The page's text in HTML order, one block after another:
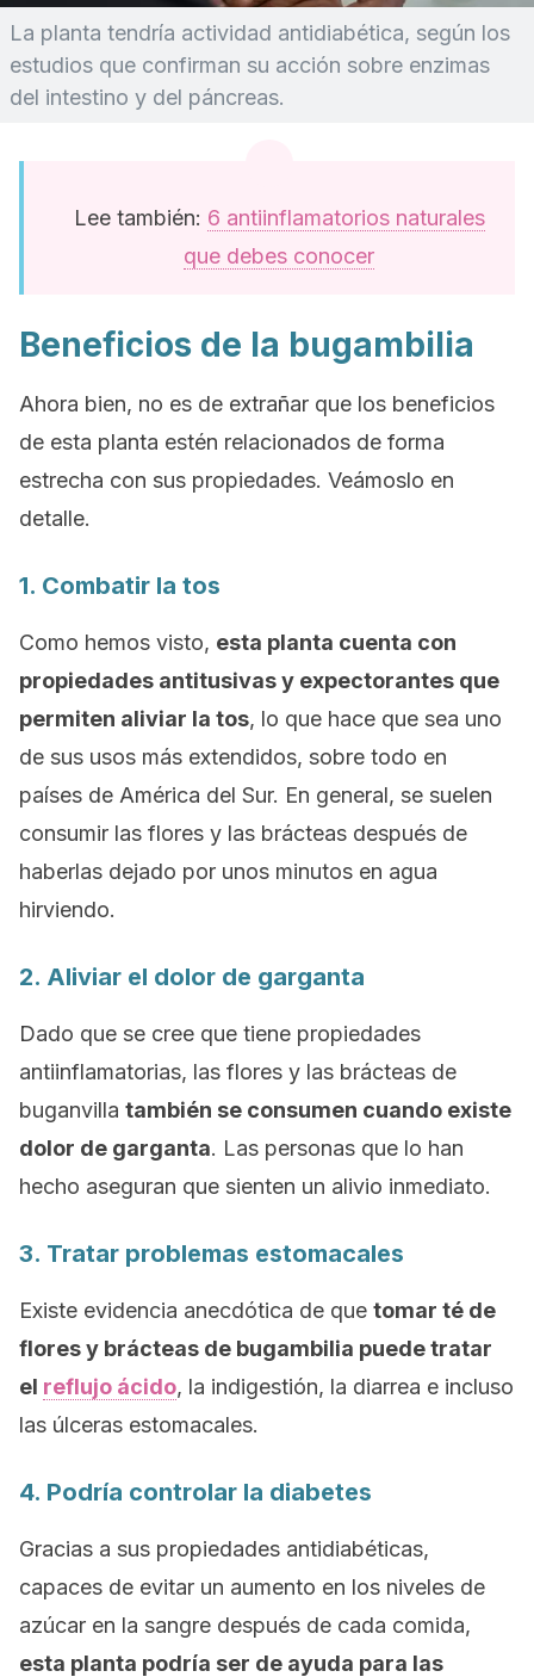
La planta tendría actividad antidiabética, según los
estudios que confirman su acción sobre enzimas
del intestino y del páncreas.
Lee también: 6 antiinflamatorios naturales
que debes conocer
Beneficios de la bugambilia
Ahora bien, no es de extrañar que los beneficios
de esta planta estén relacionados de forma
estrecha con sus propiedades. Veámoslo en
detalle.
1. Combatir la tos
Como hemos visto, esta planta cuenta con
propiedades antitusivas y expectorantes que
permiten aliviar la tos, lo que hace que sea uno
de sus usos más extendidos, sobre todo en
países de América del Sur. En general, se suelen
consumir las flores y las brácteas después de
haberlas dejado por unos minutos en agua
hirviendo.
2. Aliviar el dolor de garganta
Dado que se cree que tiene propiedades
antiinflamatorias, las flores y las brácteas de
buganvilla también se consumen cuando existe
dolor de garganta. Las personas que lo han
hecho aseguran que sienten un alivio inmediato.
3. Tratar problemas estomacales
Existe evidencia anecdótica de que tomar té de
flores y brácteas de bugambilia puede tratar
el reflujo ácido, la indigestión, la diarrea e incluso
las úlceras estomacales.
4. Podría controlar la diabetes
Gracias a sus propiedades antidiabéticas,
capaces de evitar un aumento en los niveles de
azúcar en la sangre después de cada comida,
esta planta podría ser de ayuda para las